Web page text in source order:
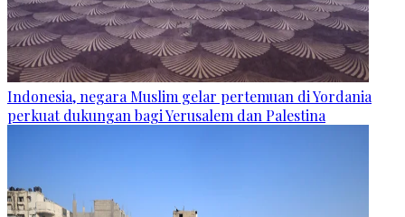
Indonesia, negara Muslim gelar pertemuan di Yordania
perkuat dukungan bagi Yerusalem dan Palestina